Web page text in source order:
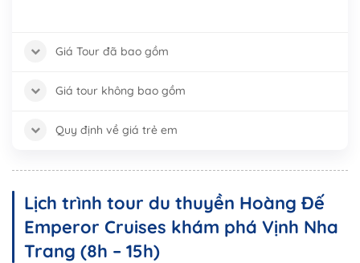
Giá Tour đã bao gồm
Giá tour không bao gồm
Quy định về giá trẻ em
Lịch trình tour du thuyền Hoàng Đế
Emperor Cruises khám phá Vịnh Nha
Trang (8h – 15h)